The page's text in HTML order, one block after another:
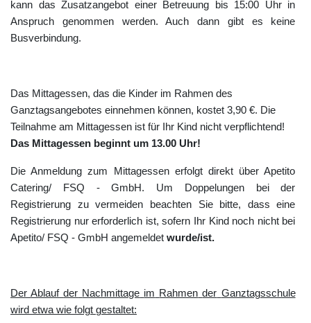
kann das Zusatzangebot einer Betreuung bis 15:00 Uhr in
Anspruch genommen werden. Auch dann gibt es keine
Busverbindung.
Das Mittagessen, das die Kinder im Rahmen des
Ganztagsangebotes einnehmen können, kostet 3,90 €. Die
Teilnahme am Mittagessen ist für Ihr Kind nicht verpflichtend!
Das Mittagessen beginnt um 13.00 Uhr!
Die Anmeldung zum Mittagessen erfolgt direkt über Apetito
Catering/ FSQ - GmbH. Um Doppelungen bei der
Registrierung zu vermeiden beachten Sie bitte, dass eine
Registrierung nur erforderlich ist, sofern Ihr Kind noch nicht bei
Apetito/ FSQ - GmbH angemeldet wurde/ist.
Der Ablauf der Nachmittage im Rahmen der Ganztagsschule
wird etwa wie folgt gestaltet: